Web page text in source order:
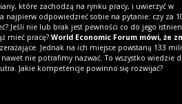
które zachodzą na rynku pracy, i uwierzyć w
najpierw odpowiedzieć sobie na pytanie: czy za
Jeśli nie lub brak jest pewności co do jego
mieć pracę? World Economic Forum mówi, że
Jednak na ich miejsce powstaną 133
nie potrafimy nazwać. To wszystko wiedzie
Jakie kompetencje powinno się rozwijać?